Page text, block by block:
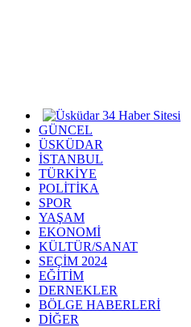
GÜNCEL
ÜSKÜDAR
İSTANBUL
TÜRKİYE
POLİTİKA
SPOR
YAŞAM
EKONOMİ
KÜLTÜR/SANAT
SEÇİM 2024
EĞİTİM
DERNEKLER
BÖLGE HABERLERİ
DİĞER